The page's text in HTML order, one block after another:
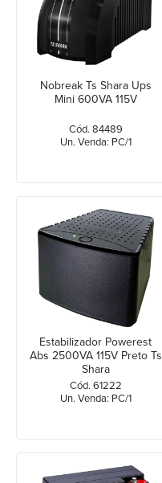
Nobreak Ts Shara Ups
Mini 600VA 115V
Cód. 84489
Un. Venda: PC/1
Estabilizador Powerest
Abs 2500VA 115V Preto Ts
Shara
Cód. 61222
Un. Venda: PC/1